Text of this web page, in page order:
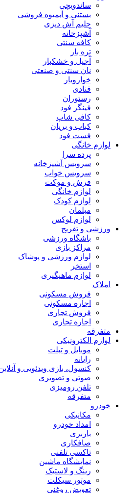
ساندویچی
بستنی و آبمیوه فروشی
حلیم آش دیزی
آشپزخانه
کافه سنتی
تره بار
آجیل و خشکبار
نان سنتی و صنعتی
خواروبار
قنادی
رستوران
فینگر فود
کافی شاپ
کباب و بریان
فست فود
لوازم خانگی
پرده سرا
سرویس آشپزخانه
سرویس خواب
فرش و موکت
لوازم خانگی
لوازم کودک
مبلمان
لوازم لوکس
ورزشی و تفریح
باشگاه ورزشی
مراکز بازی
لوازم ورزشی و پوشاک
استخر
لوازم ماهیگیری
املاک
فروش مسکونی
اجاره مسکونی
فروش تجاری
اجاره تجاری
متفرقه
لوازم الکترونیکی
موبایل و تبلت
رایانه
کنسول، بازی‌ ویدئویی و آنلاین
صوتی و تصویری
تلفن رومیزی
متفرقه
خودرو
مکانیکی
امداد خودرو
باربری
صافکاری
تاکسی تلفنی
نمایشگاه ماشین
رینگ و لاستیک
موتور سیکلت
تعویض روغنی